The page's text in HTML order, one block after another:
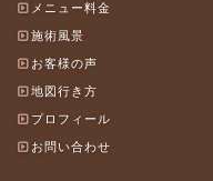
メニュー料金
施術風景
お客様の声
地図行き方
プロフィール
お問い合わせ